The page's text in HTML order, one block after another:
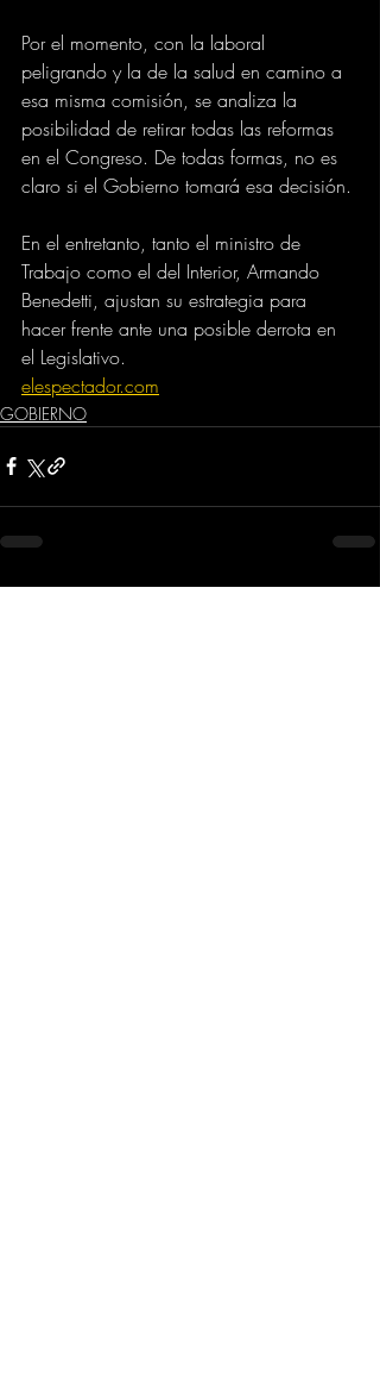
Por el momento, con la laboral
peligrando y la de la salud en camino a
esa misma comisión, se analiza la
posibilidad de retirar todas las reformas
en el Congreso. De todas formas, no es
claro si el Gobierno tomará esa decisión.
En el entretanto, tanto el ministro de
Trabajo como el del Interior, Armando
Benedetti, ajustan su estrategia para
hacer frente ante una posible derrota en
el Legislativo.
elespectador.com
GOBIERNO